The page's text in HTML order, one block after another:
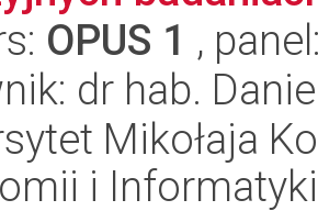
OPUS 1 ,
dr hab.
Mikołaja
i